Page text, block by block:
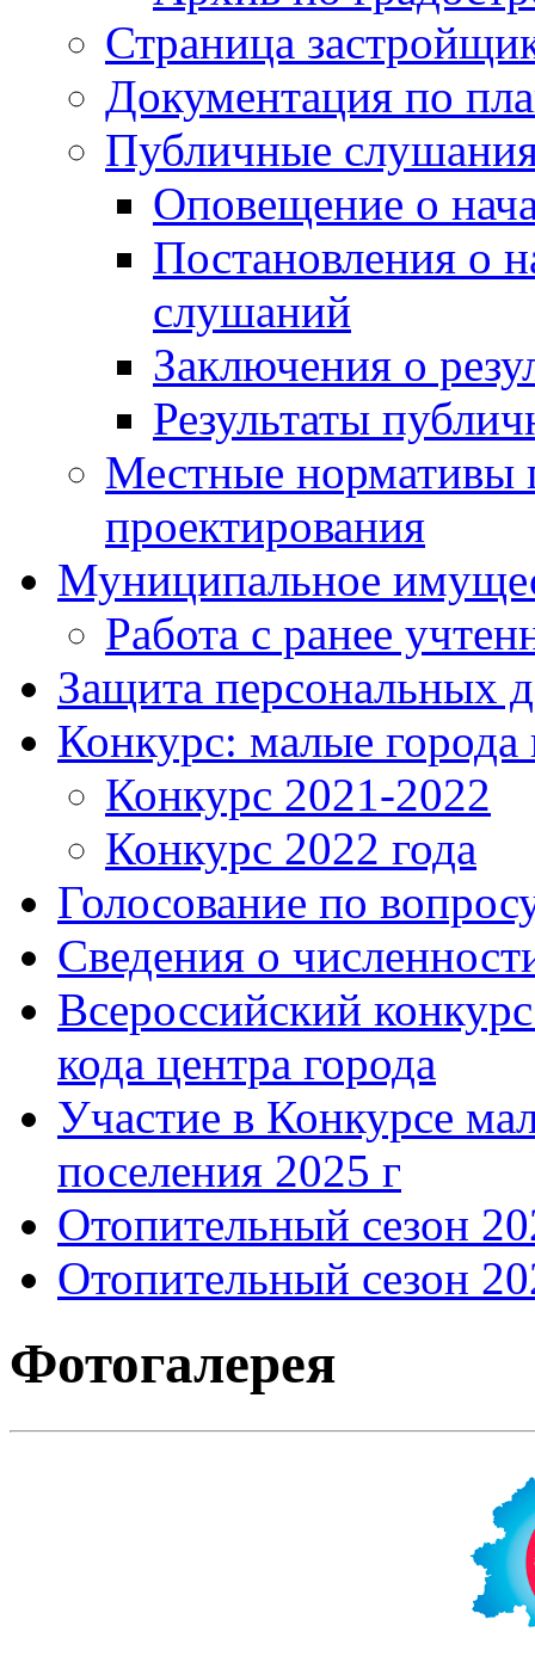
Страница
Документация по
Публичные
Оповещение о
Постановления о
слушаний
Заключения о
Результаты
Местные нормативы
проектирования
Муниципальное
Работа с ранее
Защита персональных
Конкурс: малые города
Конкурс 2021-2022
Конкурс 2022 года
Голосование по
Сведения о
Всероссийский
кода центра города
Участие в Конкурсе
поселения 2025 г
Отопительный сезон
Отопительный сезон
Фотогалерея